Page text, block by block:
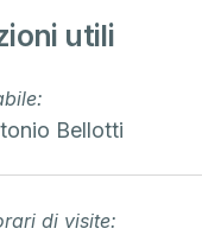
utili
Bellotti
di visite: